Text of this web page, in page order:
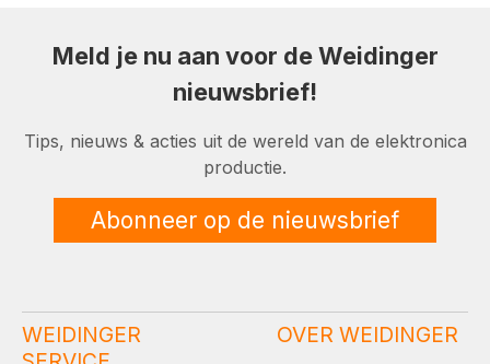
Meld je nu aan voor de Weidinger
nieuwsbrief!
Tips, nieuws & acties uit de wereld van de elektronica
productie.
Abonneer op de nieuwsbrief
WEIDINGER
OVER WEIDINGER